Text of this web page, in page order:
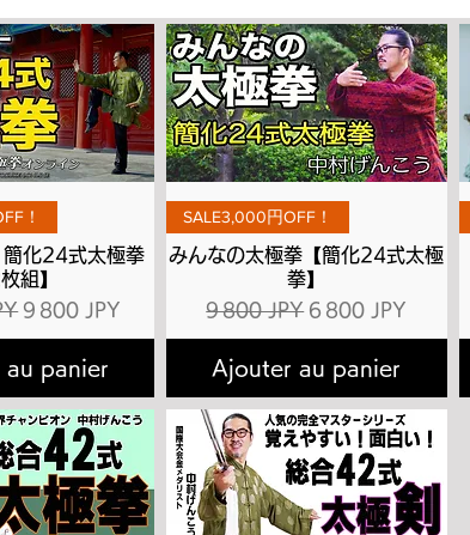
rapide
！
簡化24式太極拳
組】
Prix promotionnel
9 800 JPY
au panier
Aperçu rapide
SALE3,000円OFF！
みんなの太極拳【簡化24式太極
拳】
Prix original
9 800 JPY Prix promotionnel
6 800 JPY
Ajouter au panier